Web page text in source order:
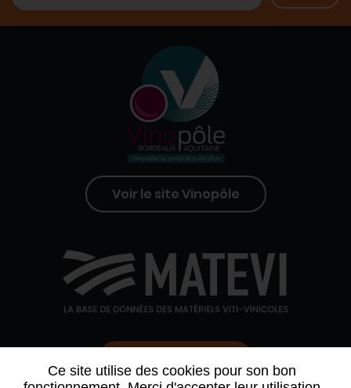
Ce site utilise des cookies pour son bon
Voir le site Vinopôle